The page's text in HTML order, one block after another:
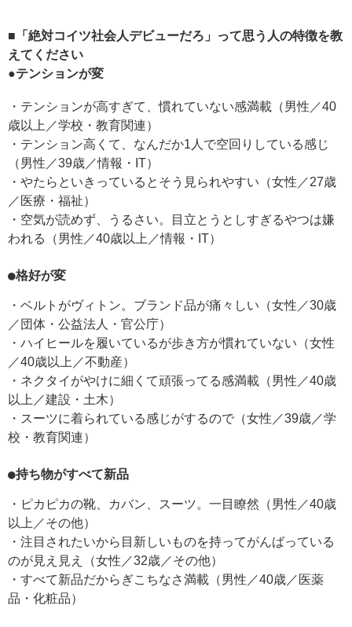
■「絶対コイツ社会人デビューだろ」って思う人の特徴を教
えてください
●テンションが変
・テンションが高すぎて、慣れていない感満載（男性／40
歳以上／学校・教育関連）
・テンション高くて、なんだか1人で空回りしている感じ
（男性／39歳／情報・IT）
・やたらといきっているとそう見られやすい（女性／27歳
／医療・福祉）
・空気が読めず、うるさい。目立とうとしすぎるやつは嫌
われる（男性／40歳以上／情報・IT）
●格好が変
・ベルトがヴィトン。ブランド品が痛々しい（女性／30歳
／団体・公益法人・官公庁）
・ハイヒールを履いているが歩き方が慣れていない（女性
／40歳以上／不動産）
・ネクタイがやけに細くて頑張ってる感満載（男性／40歳
以上／建設・土木）
・スーツに着られている感じがするので（女性／39歳／学
校・教育関連）
●持ち物がすべて新品
・ピカピカの靴、カバン、スーツ。一目瞭然（男性／40歳
以上／その他）
・注目されたいから目新しいものを持ってがんばっている
のが見え見え（女性／32歳／その他）
・すべて新品だからぎこちなさ満載（男性／40歳／医薬
品・化粧品）